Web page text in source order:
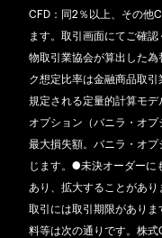
CFD：同2％以上、その他
ます。取引画面にてご確
物取引業協会が算出した
ク想定比率は金融商品取引
規定される定量的計算モ
オプション（バニラ・オ
最大損失額。バニラ・オ
じます。●未決オーダーに
あり、拡大することがあ
取引には取引期限があり
料等は次の通りです。株